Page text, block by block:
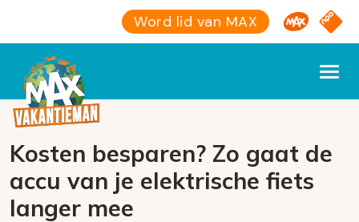
Word lid van MAX Omroep
NPO
Kosten besparen? Zo gaat de
accu van je elektrische fiets
langer mee